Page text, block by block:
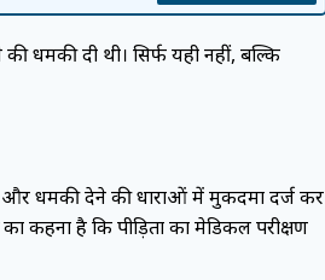
धमकी दी थी। सिर्फ यही नहीं, बल्कि
और धमकी देने की धाराओं में मुकदमा दर्ज कर
कहना है कि पीड़िता का मेडिकल परीक्षण